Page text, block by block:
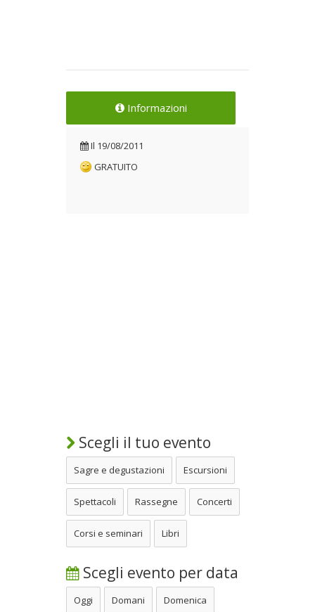
Informazioni
Il 19/08/2011
GRATUITO
Scegli il tuo evento
Sagre e degustazioni Escursioni
Spettacoli Rassegne Concerti
Corsi e seminari Libri
Scegli evento per data
Oggi Domani Domenica